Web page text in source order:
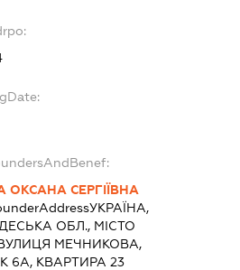
ОКСАНА СЕРГІЇВНА
УКРАЇНА,
ОБЛ., МІСТО
МЕЧНИКОВА,
6А, КВАРТИРА 23